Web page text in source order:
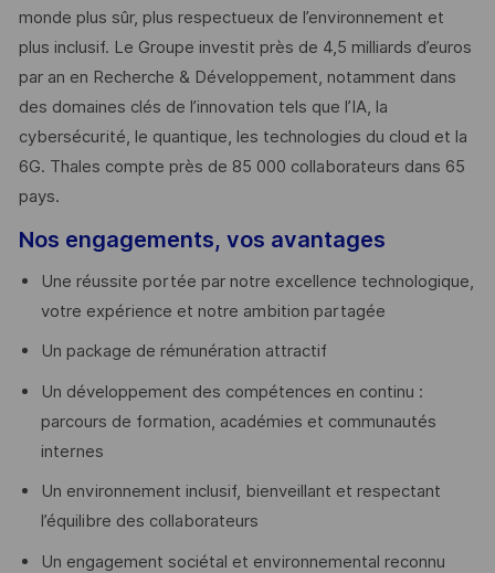
monde plus sûr, plus respectueux de l’environnement et
plus inclusif. Le Groupe investit près de 4,5 milliards d’euros
par an en Recherche & Développement, notamment dans
des domaines clés de l’innovation tels que l’IA, la
cybersécurité, le quantique, les technologies du cloud et la
6G. Thales compte près de 85 000 collaborateurs dans 65
pays. ​
Nos engagements, vos avantages
Une réussite portée par notre excellence technologique,
votre expérience et notre ambition partagée
Un package de rémunération attractif
Un développement des compétences en continu :
parcours de formation, académies et communautés
internes
Un environnement inclusif, bienveillant et respectant
l’équilibre des collaborateurs
Un engagement sociétal et environnemental reconnu